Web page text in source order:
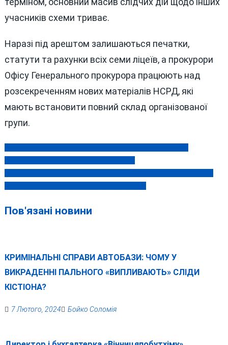
учасників схеми триває.
Наразі під арештом залишаються печатки,
статути та рахунки всіх семи ліцеїв, а прокурори
Офісу Генерального прокурора працюють над
розсекреченням нових матеріалів НСРД, які
мають встановити повний склад організованої
групи.
Навігація
записів
Пов'язані новини
КРИМІНАЛЬНІ СПРАВИ АВТОБАЗИ: ЧОМУ У
ВИКРАДЕННІ ПАЛЬНОГО «ВИПЛИВАЮТЬ» СЛІДИ
КІСТІОНА?
7 Лютого, 2024 Бойко Соломія